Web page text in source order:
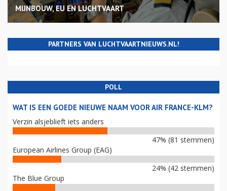
MIJNBOUW, EU EN LUCHTVAART
PARTNERS VAN LUCHTVAARTNIEUWS.NL!
POLL
WAT IS EEN GOEDE NIEUWE NAAM VOOR AIR FRANCE-KLM?
Verzin alsjeblieft iets anders
47% (81 stemmen)
European Airlines Group (EAG)
24% (42 stemmen)
The Blue Group